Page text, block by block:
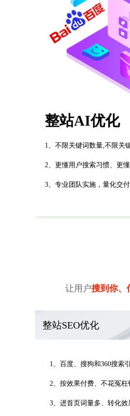
整站AI优化
1、不限关键词数量,不限关
2、更懂用户搜索习惯、更
3、专业团队实施，量化交
让用户搜到你、
整站SEO优化
1、百度、搜狗和360搜索
2、按效果付费、不花冤枉
3、进首页词量多、转化效